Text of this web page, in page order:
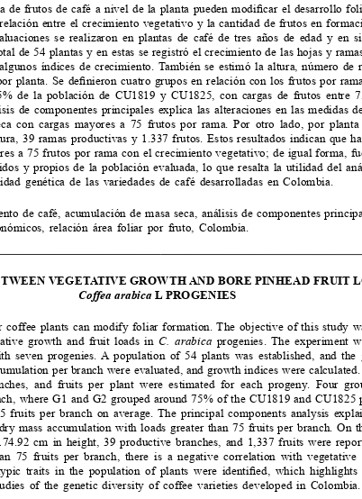
de frutos de café a nivel de la planta pueden modificar el desarrollo
entre el crecimiento vegetativo y la cantidad de frutos en
se realizaron en plantas de café de tres años de edad y en
de 54 plantas y en estas se registró el crecimiento de las hojas y
índices de crecimiento. También se estimó la altura, número de
planta. Se definieron cuatro grupos en relación con los frutos por
de la población de CU1819 y CU1825, con cargas de frutos entre
de componentes principales explica las alteraciones en las medidas
con  cargas  mayores  a  75  frutos  por  rama.  Por  otro  lado,  por  planta
39 ramas productivas y 1.337 frutos. Estos resultados indican que
a 75 frutos por rama con el crecimiento vegetativo; de igual forma,
y propios de la población evaluada, lo que resalta la utilidad del
genética de las variedades de café desarrolladas en Colombia.
de café, acumulación de masa seca, análisis de componentes
relación área foliar por fruto, Colombia.
VEGETATIVE GROWTH AND BORE PINHEAD FRUIT
Coffea arabica L PROGENIES
coffee plants can modify foliar formation. The objective of this study
growth and fruit loads in C.  arabica progenies. The experiment
seven progenies. A population of 54 plants was established, and the
per branch were evaluated, and growth indices were
and  fruits  per  plant  were  estimated  for  each  progeny.  Four
where G1 and G2 grouped around 75% of the CU1819 and CU1825
fruits per branch on average. The principal components analysis
mass accumulation with loads greater than 75 fruits per branch. On
cm in height, 39 productive branches, and 1,337 fruits were
75  fruits  per  branch,  there  is  a  negative  correlation  with  vegetative
traits in the population of plants were identified, which highlights
of the genetic diversity of coffee varieties developed in Colombia.